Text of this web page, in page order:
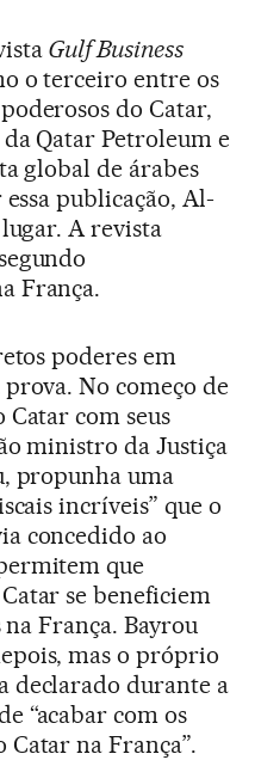
Gulf Business
o terceiro entre os
do Catar,
Qatar Petroleum e
global de árabes
publicação, Al-
A revista
França.
poderes em
No começo de
com seus
ministro da Justiça
propunha uma
incríveis” que o
concedido ao
que
se beneficiem
França. Bayrou
mas o próprio
declarado durante a
“acabar com os
Catar na França”.